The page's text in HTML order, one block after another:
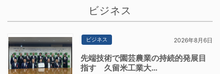
ビジネス
ビジネス 2026年8月6日
先端技術で園芸農業の持続的発展目
指す 久留米工業大…